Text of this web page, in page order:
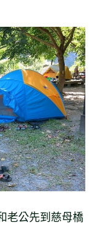
老公先到慈母橋